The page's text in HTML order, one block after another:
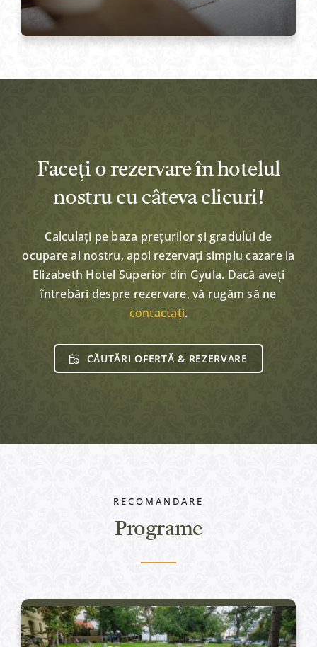
Faceți o rezervare în hotelul
nostru cu câteva clicuri!
Calculați pe baza prețurilor și gradului de
ocupare al nostru, apoi rezervați simplu cazare la
Elizabeth Hotel Superior din Gyula. Dacă aveți
întrebări despre rezervare, vă rugăm să ne
contactați.
CĂUTĂRI OFERTĂ & REZERVARE
RECOMANDARE
Programe